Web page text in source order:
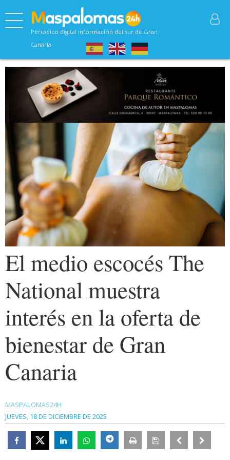
Periódico digital información del sur de Gran
Canaria
El medio escocés The
National muestra
interés en la oferta de
bienestar de Gran
Canaria
MASPALOMAS24H
JUEVES, 18 DE DICIEMBRE DE 2025